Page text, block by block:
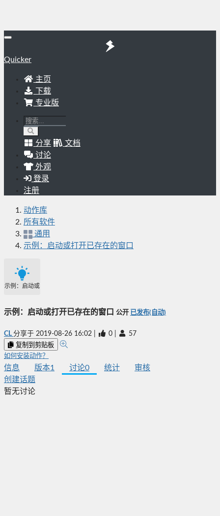
Quicker
主页
下载
专业版
分享
文档
讨论
外观
登录
注册
动作库
所有软件
通用
示例：启动或打开已存在的窗口
示例：启动或打开已存在的窗口
示例：启动或打开已存在的窗口 公开 已发布(自动)
CL 分享于 2019-08-26 16:02 0 57
复制到剪贴板
如何安装动作？
信息 版本1 讨论0 统计
审核
创建话题
暂无讨论